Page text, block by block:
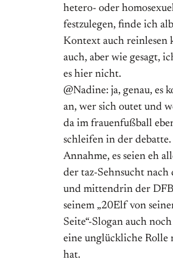
hetero- oder
festzulegen, finde ich
Kontext auch reinlesen
auch, aber wie gesagt,
es hier nicht.
@Nadine: ja, genau, es
an, wer sich outet und
da im frauenfußball
schleifen in der
Annahme, es seien eh
der taz-Sehnsucht nach
und mittendrin der
seinem „20Elf von
Seite“-Slogan auch
eine unglückliche Rolle
hat.